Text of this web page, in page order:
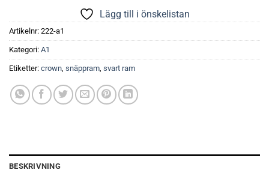
Lägg till i önskelistan
Artikelnr: 222-a1
Kategori: A1
Etiketter: crown snäppram svart ram
BESKRIVNING